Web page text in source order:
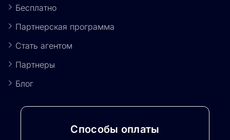
Бесплатно
Партнерская программа
Стать агентом
Партнеры
Блог
Способы оплаты